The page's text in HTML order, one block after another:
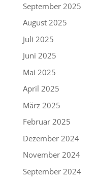
September 2025
August 2025
Juli 2025
Juni 2025
Mai 2025
April 2025
März 2025
Februar 2025
Dezember 2024
November 2024
September 2024